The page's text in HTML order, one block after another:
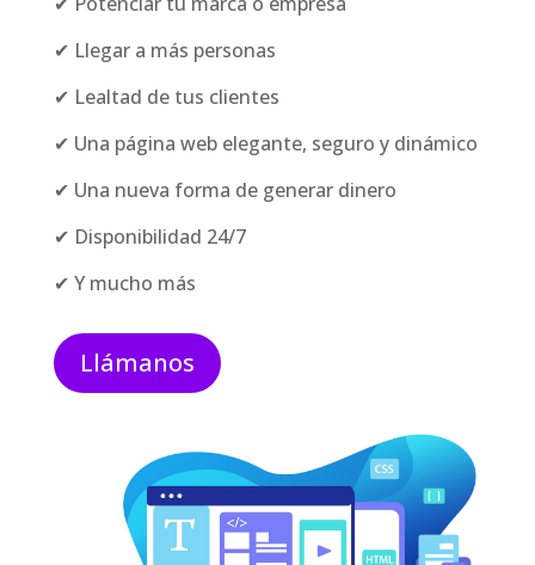
✔ Llegar a más personas
✔ Lealtad de tus clientes
✔ Una página web elegante, seguro y dinámico
✔ Una nueva forma de generar dinero
✔ Disponibilidad 24/7
✔ Y mucho más
Llámanos